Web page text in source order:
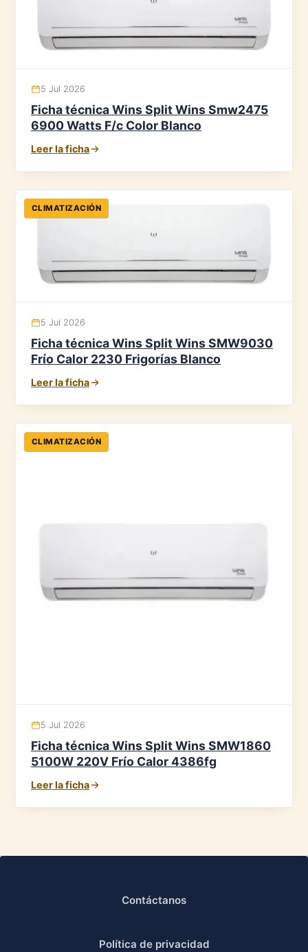
5 Jul 2026
Ficha técnica Wins Split Wins Smw2475
6900 Watts F/c Color Blanco
Leer la ficha
CLIMATIZACIÓN
5 Jul 2026
Ficha técnica Wins Split Wins SMW9030
Frío Calor 2230 Frigorías Blanco
Leer la ficha
CLIMATIZACIÓN
5 Jul 2026
Ficha técnica Wins Split Wins SMW1860
5100W 220V Frío Calor 4386fg
Leer la ficha
Contáctanos
Política de privacidad